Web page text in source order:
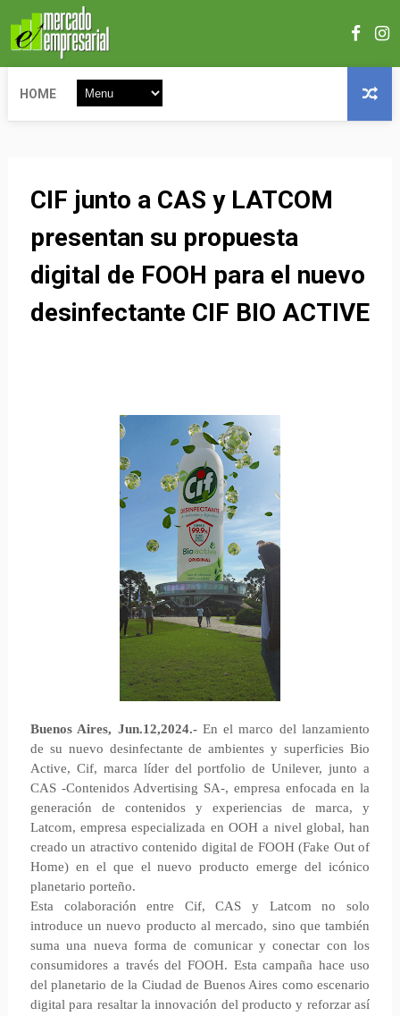
HOME
CIF junto a CAS y LATCOM
presentan su propuesta
digital de FOOH para el nuevo
desinfectante CIF BIO ACTIVE
Buenos Aires, Jun.12,2024.-En el marco del lanzamiento
de su nuevo desinfectante de ambientes y superficies Bio
Active, Cif, marca líder del portfolio de Unilever, junto a
CAS -Contenidos Advertising SA-, empresa enfocada en la
generación de contenidos y experiencias de marca, y
Latcom, empresa especializada en OOH a nivel global, han
creado un atractivo contenido digital de FOOH (Fake Out of
Home) en el que el nuevo producto emerge del icónico
planetario porteño.
Esta colaboración entre Cif, CAS y Latcom no solo
introduce un nuevo producto al mercado, sino que también
suma una nueva forma de comunicar y conectar con los
consumidores a través del FOOH. Esta campaña hace uso
del planetario de la Ciudad de Buenos Aires como escenario
digital para resaltar la innovación del producto y reforzar así